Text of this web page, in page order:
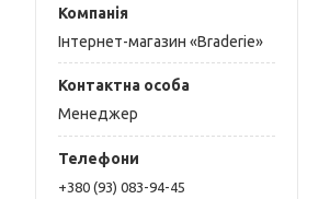
Інтернет-магазин «Braderie»
Менеджер
+380 (93) 083-94-45